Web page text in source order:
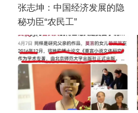
张志坤：中国经济发展的隐
秘功臣“农民工”